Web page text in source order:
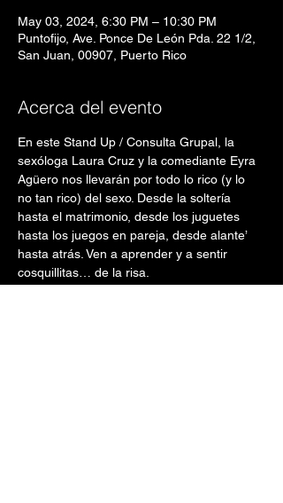
May 03, 2024, 6:30 PM – 10:30 PM
Puntofijo, Ave. Ponce De León Pda. 22 1/2,
San Juan, 00907, Puerto Rico
Acerca del evento
En este Stand Up / Consulta Grupal, la
sexóloga Laura Cruz y la comediante Eyra
Agüero nos llevarán por todo lo rico (y lo
no tan rico) del sexo. Desde la soltería
hasta el matrimonio, desde los juguetes
hasta los juegos en pareja, desde alante’
hasta atrás. Ven a aprender y a sentir
cosquillitas… de la risa.